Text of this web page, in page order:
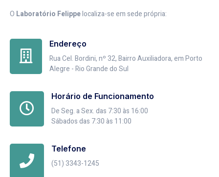
O Laboratório Felippelocaliza-se em sede própria:
Endereço
Rua Cel. Bordini, nº 32, Bairro Auxiliadora, em Porto
Alegre - Rio Grande do Sul
Horário de Funcionamento
De Seg. a Sex. das 7:30 às 16:00
Sábados das 7:30 às 11:00
Telefone
(51) 3343-1245